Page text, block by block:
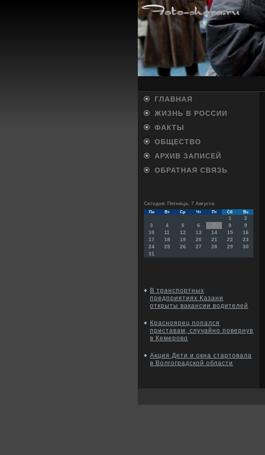
ГЛАВНАЯ
ЖИЗНЬ В РОССИИ
ФАКТЫ
ОБЩЕСТВО
АРХИВ ЗАПИСЕЙ
ОБРАТНАЯ СВЯЗЬ
Сегодня: Пятница, 7 Августа
Пн Вт Ср Чт Пт Сб Вс
1
2
3
4 5 6 7 8
9
10
11 12 13 14 15
16
17
18 19 20 21 22
23
24
25 26 27 28 29
30
31
В транспортных
предприятиях Казани
открыты вакансии водителей
Красноярец попался
приставам, случайно повернув
в Кемерово
Акция Дети и окна стартовала
в Волгоградской области